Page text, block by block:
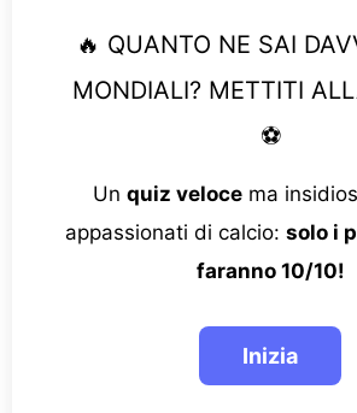
🔥 QUANTO NE SAI
MONDIALI? METTITI
⚽
Un quiz velocema
appassionati di calcio: solo i
faranno 10/10!